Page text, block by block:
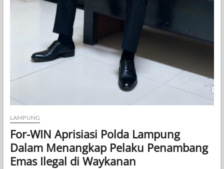
LAMPUNG
For-WIN Aprisiasi Polda Lampung
Dalam Menangkap Pelaku Penambang
Emas Ilegal di Waykanan